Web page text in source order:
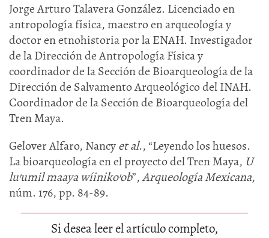
Jorge Arturo Talavera González. Licenciado en
antropología física, maestro en arqueología y
doctor en etnohistoria por la ENAH. Investigador
de la Dirección de Antropología Física y
coordinador de la Sección de Bioarqueología de la
Dirección de Salvamento Arqueológico del INAH.
Coordinador de la Sección de Bioarqueología del
Tren Maya.
Gelover Alfaro, Nancyet al., “Leyendo los huesos.
La bioarqueología en el proyecto del Tren Maya, U
lu'umil maaya wíiniko’ob”,Arqueología Mexicana,
núm. 176, pp. 84-89.
Si desea leer el artículo completo,